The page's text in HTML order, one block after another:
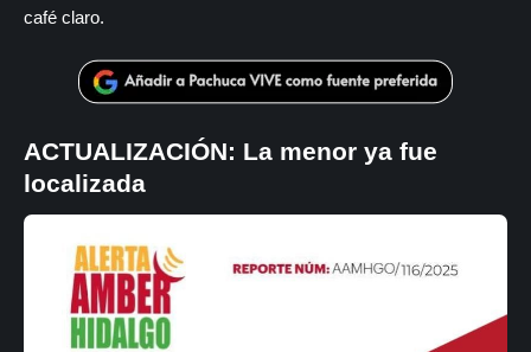
café claro.
ACTUALIZACIÓN: La menor ya fue
localizada